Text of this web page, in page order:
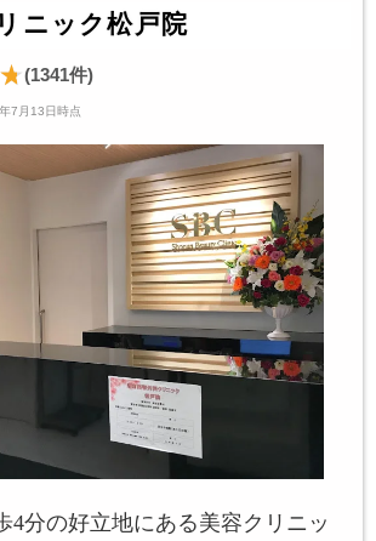
ニック松戸院
(1341件)
7月13日時点
4分の好立地にある美容クリニッ